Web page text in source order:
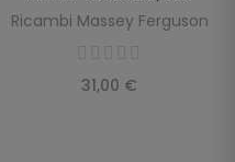
Ricambi Massey Ferguson
31,00 €